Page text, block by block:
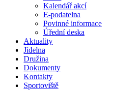
Kalendář akcí
E-podatelna
Povinné informace
Úřední deska
Aktuality
Jídelna
Družina
Dokumenty
Kontakty
Sportoviště